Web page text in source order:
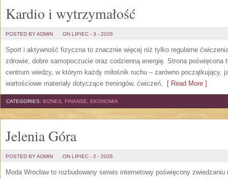
Kardio i wytrzymałość
POSTED BY ADMIN ON LIPIEC - 3 - 2026
Sport i aktywność fizyczna to znacznie więcej niż tylko regularne
zdrowie, dobre samopoczucie oraz codzienną energię. Strona poświęcona
centrum wiedzy, w którym każdy miłośnik ruchu – zarówno początkujący,
wartościowe materiały dotyczące treningów, ćwiczeń, [ Read More ]
CATEGORIES: BIZNES, FINANSE, EKONOMIA
Jelenia Góra
POSTED BY ADMIN ON LIPIEC - 2 - 2026
Moda Wrocław to rozbudowany serwis internetowy poświęcony